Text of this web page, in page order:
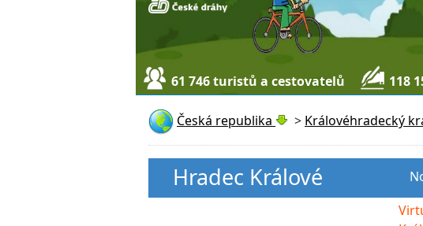
61 746 turistů a cestovatelů 118
Česká republika > Královéhradecký
Hradec Králové